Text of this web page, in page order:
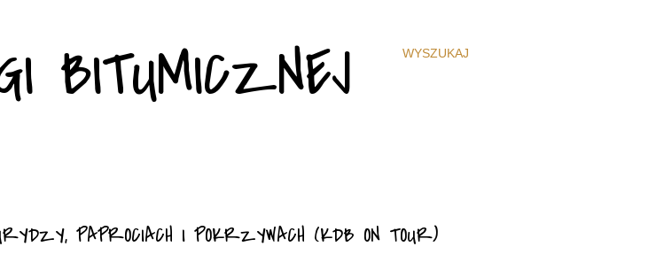
WYSZUKAJ
BITUMICZNEJ
PAPROCIACH I POKRZYWACH (KDB ON TOUR)